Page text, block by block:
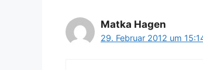
Matka Hagen
29. Februar 2012 um